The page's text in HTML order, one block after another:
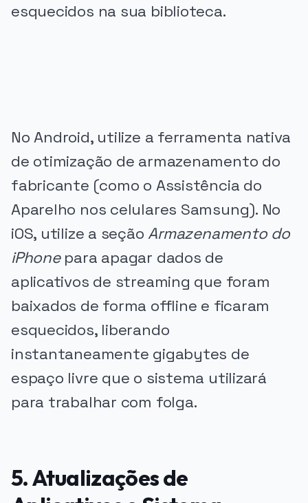
esquecidos na sua biblioteca.
No Android, utilize a ferramenta nativa
de otimização de armazenamento do
fabricante (como o Assistência do
Aparelho nos celulares Samsung). No
iOS, utilize a seçãoArmazenamento do
iPhonepara apagar dados de
aplicativos de streaming que foram
baixados de forma offline e ficaram
esquecidos, liberando
instantaneamente gigabytes de
espaço livre que o sistema utilizará
para trabalhar com folga.
5. Atualizações de